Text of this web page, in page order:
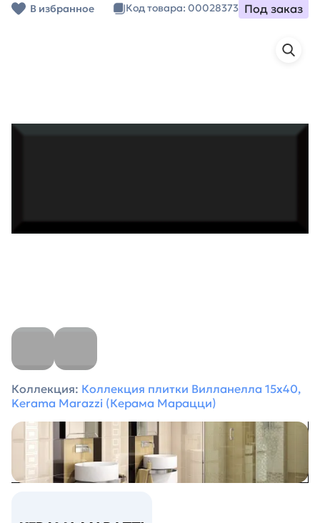
В избранное Код товара: 00028373 Под заказ
Коллекция: Коллекция плитки Вилланелла 15х40,
Kerama Marazzi (Керама Марацци)